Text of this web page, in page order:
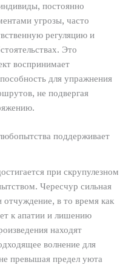
постоянно
угрозы, часто
регуляцию и
Это
воспринимает
для упражнения
не подвергая
поддерживает
при скрупулезном
Чересчур сильная
в то время как
к апатии и лишению
находят
волнение для
превышая предел уюта